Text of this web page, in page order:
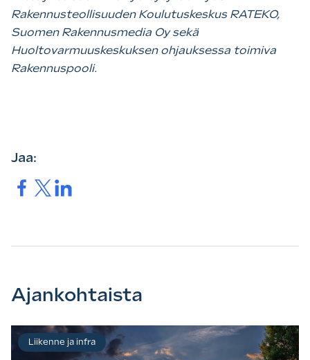
Rakennusteollisuuden Koulutuskeskus RATEKO,
Suomen Rakennusmedia Oy sekä
Huoltovarmuuskeskuksen ohjauksessa toimiva
Rakennuspooli.
Jaa:
Jaa. Jaa.Jaa.
Ajankohtaista
Liikenne ja infra